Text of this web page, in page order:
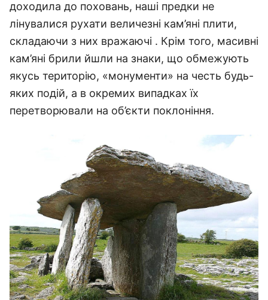
доходила до поховань, наші предки не
лінувалися рухати величезні кам’яні плити,
складаючи з них вражаючі . Крім того, масивні
кам’яні брили йшли на знаки, що обмежують
якусь територію, «монументи» на честь будь-
яких подій, а в окремих випадках їх
перетворювали на об’єкти поклоніння.